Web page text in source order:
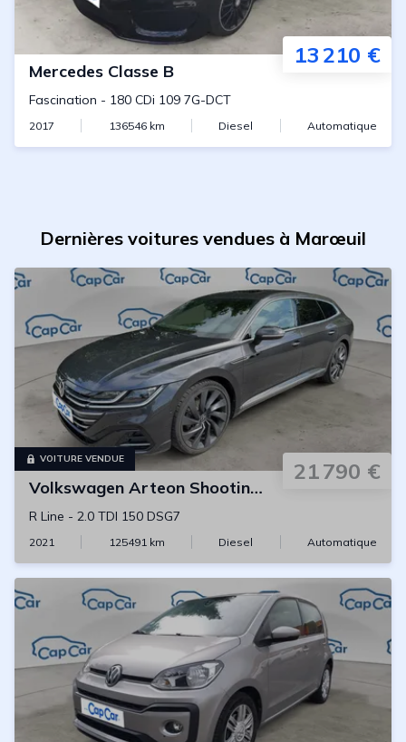
13 210 €
Mercedes Classe B
Fascination - 180 CDi 109 7G-DCT
2017 136546km Diesel Automatique
Dernières voitures vendues à Marœuil
VOITURE VENDUE 21 790 €
Volkswagen Arteon Shooting Brake
R Line - 2.0 TDI 150 DSG7
2021 125491km Diesel Automatique